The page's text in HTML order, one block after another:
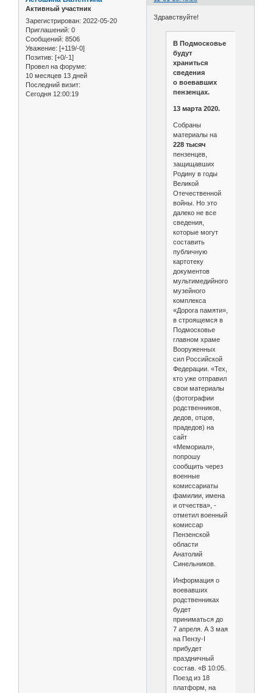
Активный участник
Зарегистрирован: 2022-05-20
Приглашений: 0
Сообщений: 8506
Уважение: [+119/-0]
Позитив: [+0/-1]
Провел на форуме:
10 месяцев 13 дней
Последний визит:
Сегодня 12:00:19
Здравствуйте!
В Подмосковье
будут
храниться
сведения
о воевавших
пензенцах.
13 марта 2020.
Собраны
материалы на
228 тысяч
пензенцев,
защищавших
Родину в годы
Великой
Отечественной
войны. Но это
далеко не все
сведения,
которые могут
составить
публичную
картотеку
документов
мультимедийного
музейного
комплекса
«Дорога памяти»,
в строящемся в
Подмосковье
главном храме
Вооруженных
сил Российской
Федерации. «Тех,
кто уже отправил
свои материалы
(фотографии
родственников,
дедов, отцов,
прадедов) на
сайт
«Мемориал»,
попрошу
сообщить через
военные
комиссариаты
фамилии, имена
и отчества», -
отметил военный
комиссар
Пензенской
области
Анатолий
Синельников.
Информация о
воевавших
родственниках
будет
приниматься до
7 апреля. А 3 мая
на Пензу-I
прибудет
праздничный
состав. «В 10:05.
Поезд из 18
платформ, на